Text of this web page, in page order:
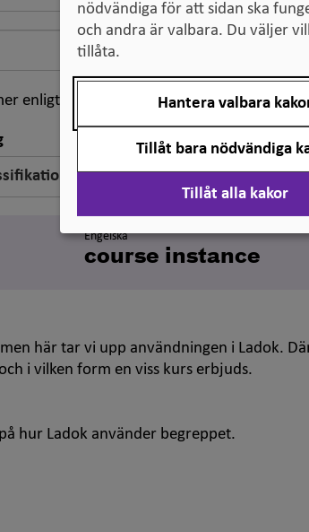
enligt klassifikation
Engelska
course instance
här tar vi upp användningen i Ladok.
i vilken form en viss kurs erbjuds.
hur Ladok använder begreppet.
nödvändiga för att sidan ska
och andra är valbara. Du väljer
tillåta.
Hantera valbara
Tillåt bara nödvändiga
Tillåt alla kakor